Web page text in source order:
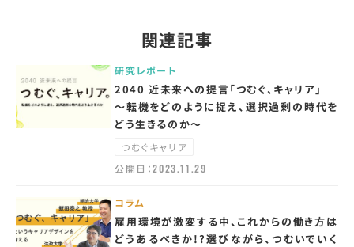
関連記事
研究レポート
2040 近未来への提言「つむぐ、キャリア」
～転機をどのように捉え、選択過剰の時代を
どう生きるのか～
つむぐキャリア
公開日：2023.11.29
コラム
雇用環境が激変する中、これからの働き方は
どうあるべきか!?選びながら、つむいでいく